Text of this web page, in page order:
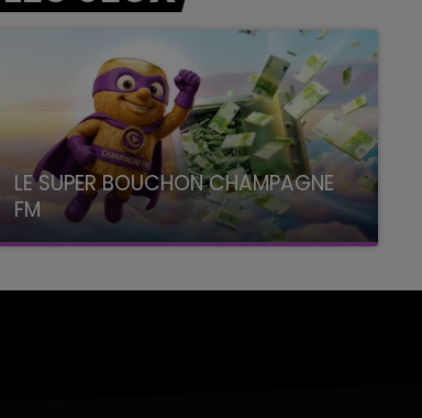
LE SUPER BOUCHON CHAMPAGNE
FM
avec La Famille Champagne FM, à 8H10